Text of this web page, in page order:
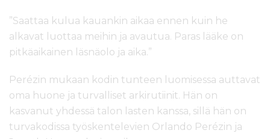
”Saattaa kulua kauankin aikaa ennen kuin he
alkavat luottaa meihin ja avautua. Paras lääke on
pitkäaikainen läsnäolo ja aika.”
Perézin mukaan kodin tunteen luomisessa auttavat
oma huone ja turvalliset arkirutiinit. Hän on
kasvanut yhdessä talon lasten kanssa, sillä hän on
turvakodissa työskentelevien Orlando Perézin ja